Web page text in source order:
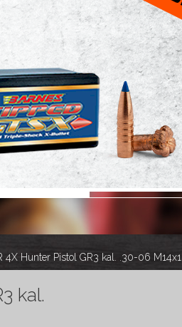
4X Hunter Pistol GR3 kal. .30-06 M14x1
kal.